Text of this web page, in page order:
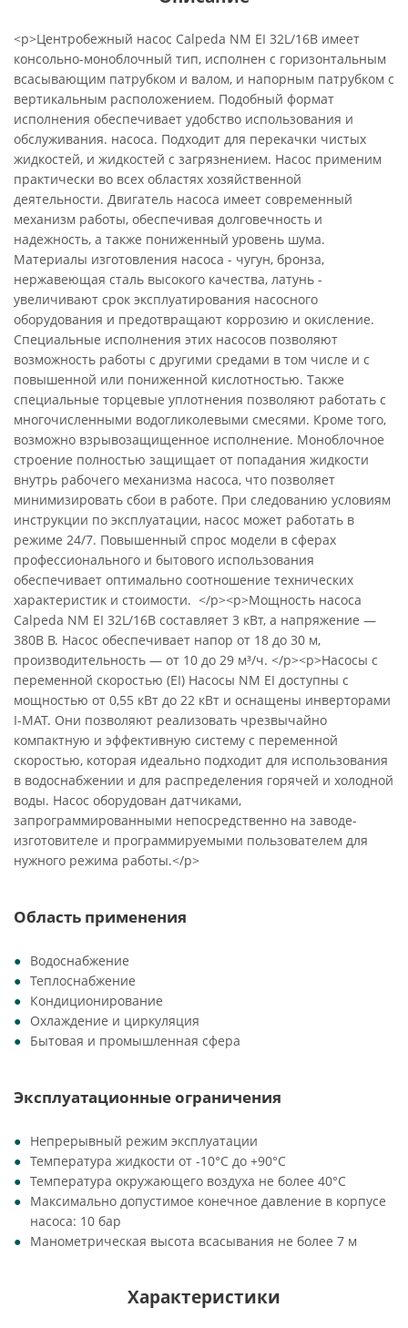
<p>Центробежный насос Calpeda NM EI 32L/16B имеет
консольно-моноблочный тип, исполнен с горизонтальным
всасывающим патрубком и валом, и напорным патрубком с
вертикальным расположением. Подобный формат
исполнения обеспечивает удобство использования и
обслуживания. насоса. Подходит для перекачки чистых
жидкостей, и жидкостей с загрязнением. Насос применим
практически во всех областях хозяйственной
деятельности. Двигатель насоса имеет современный
механизм работы, обеспечивая долговечность и
надежность, а также пониженный уровень шума.
Материалы изготовления насоса - чугун, бронза,
нержавеющая сталь высокого качества, латунь -
увеличивают срок эксплуатирования насосного
оборудования и предотвращают коррозию и окисление.
Специальные исполнения этих насосов позволяют
возможность работы с другими средами в том числе и с
повышенной или пониженной кислотностью. Также
специальные торцевые уплотнения позволяют работать с
многочисленными водогликолевыми смесями. Кроме того,
возможно взрывозащищенное исполнение. Моноблочное
строение полностью защищает от попадания жидкости
внутрь рабочего механизма насоса, что позволяет
минимизировать сбои в работе. При следованию условиям
инструкции по эксплуатации, насос может работать в
режиме 24/7. Повышенный спрос модели в сферах
профессионального и бытового использования
обеспечивает оптимально соотношение технических
характеристик и стоимости. </p><p>Мощность насоса
Calpeda NM EI 32L/16B составляет 3 кВт, а напряжение —
380В В. Насос обеспечивает напор от 18 до 30 м,
производительность — от 10 до 29 м³/ч. </p><p>Насосы с
переменной скоростью (EI) Насосы NM EI доступны с
мощностью от 0,55 кВт до 22 кВт и оснащены инверторами
I-MAT. Они позволяют реализовать чрезвычайно
компактную и эффективную систему с переменной
скоростью, которая идеально подходит для использования
в водоснабжении и для распределения горячей и холодной
воды. Насос оборудован датчиками,
запрограммированными непосредственно на заводе-
изготовителе и программируемыми пользователем для
нужного режима работы.</p>
Область применения
Водоснабжение
Теплоснабжение
Кондиционирование
Охлаждение и циркуляция
Бытовая и промышленная сфера
Эксплуатационные ограничения
Непрерывный режим эксплуатации
Температура жидкости от -10°C до +90°C
Температура окружающего воздуха не более 40°C
Максимально допустимое конечное давление в корпусе
насоса: 10 бар
Манометрическая высота всасывания не более 7 м
Характеристики